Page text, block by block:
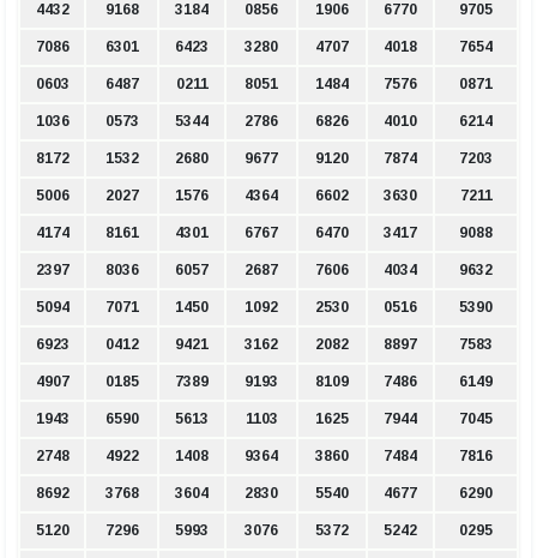
4432 9168 3184 0856 1906 6770 9705
7086 6301 6423 3280 4707 4018 7654
0603 6487 0211 8051 1484 7576 0871
1036 0573 5344 2786 6826 4010 6214
8172 1532 2680 9677 9120 7874 7203
5006 2027 1576 4364 6602 3630 7211
4174 8161 4301 6767 6470 3417 9088
2397 8036 6057 2687 7606 4034 9632
5094 7071 1450 1092 2530 0516 5390
6923 0412 9421 3162 2082 8897 7583
4907 0185 7389 9193 8109 7486 6149
1943 6590 5613 1103 1625 7944 7045
2748 4922 1408 9364 3860 7484 7816
8692 3768 3604 2830 5540 4677 6290
5120 7296 5993 3076 5372 5242 0295